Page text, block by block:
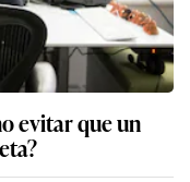
evitar que un